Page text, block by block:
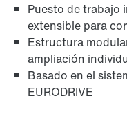
Puesto de trabajo
extensible para
Estructura
ampliación
Basado en el
EURODRIVE